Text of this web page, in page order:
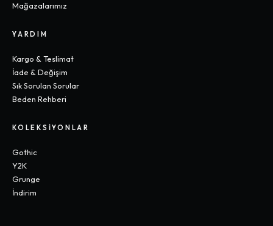
Mağazalarımız
YARDIM
Kargo & Teslimat
İade & Değişim
Sık Sorulan Sorular
Beden Rehberi
KOLEKSIYONLAR
Gothic
Y2K
Grunge
İndirim